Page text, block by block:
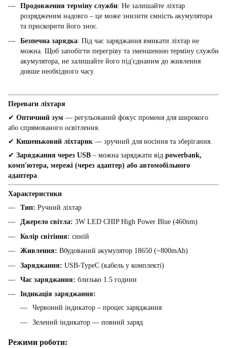
Продовження терміну служби: Не залишайте ліхтар
розрядженим надовго – це може знизити ємність акумулятора
та прискорити його знос.
Безпечна зарядка: Під час заряджання вмикати ліхтар не
можна. Щоб запобігти перегріву та зменшенню терміну служби
акумулятора, не залишайте його під'єднаним до живлення
довше необхідного часу.
Переваги ліхтаря
✔ Оптичний зум — регульований фокус променя для широкого
або спрямованого освітлення.
✔ Кишеньковий ліхтарик — зручний для носіння та зберігання.
✔ Заряджання через USB – можна заряджати від powerbank,
комп'ютера, мережі (через адаптер) або автомобільного
адаптера
Характеристики
Тип: Ручний ліхтар
Джерело світла: 3W LED CHIP High Power Blue (460nm)
Колір світіння: синій
Живлення: Вбудований акумулятор 18650 (~800mAh)
Заряджання: USB-TypeC (кабель у комплекті)
Час заряджання: близько 1.5 години
Індикація заряджання:
Червоний індикатор – процес заряджання
Зелений індикатор — повний заряд
Режими роботи: